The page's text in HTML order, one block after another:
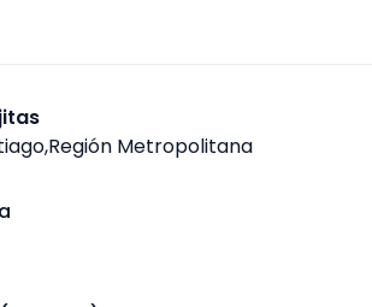
,Región Metropolitana